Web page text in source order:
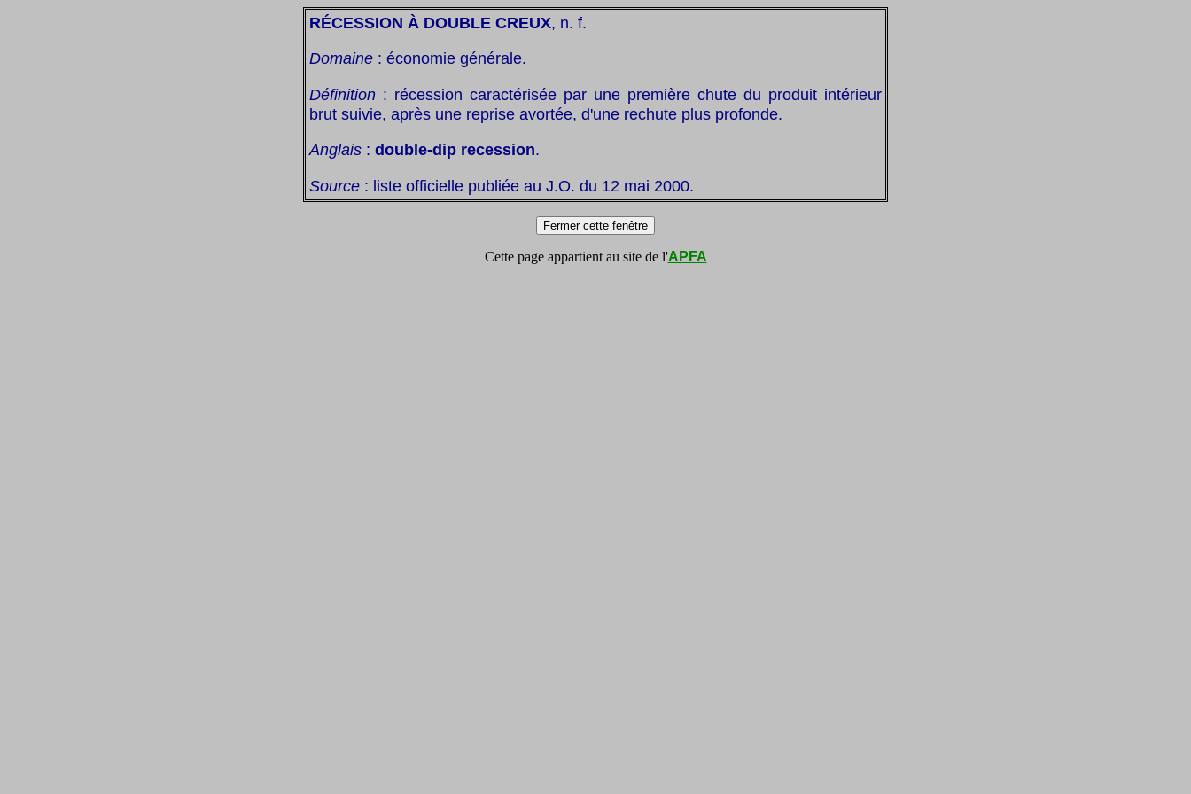
RÉCESSION À DOUBLE CREUX, n. f.
Domaine : économie générale.
Définition : récession caractérisée par une première chute du produit intérieur
brut suivie, après une reprise avortée, d'une rechute plus profonde.
Anglais : double-dip recession.
Source : liste officielle publiée au J.O. du 12 mai 2000.
Cette page appartient au site de l'APFA